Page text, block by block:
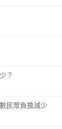
？
民眾負擔減少